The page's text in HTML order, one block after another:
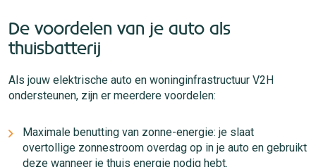
De voordelen van je auto als
thuisbatterij
Als jouw elektrische auto en woninginfrastructuur V2H
ondersteunen, zijn er meerdere voordelen:
Maximale benutting van zonne-energie: je slaat
overtollige zonnestroom overdag op in je auto en gebruikt
deze wanneer je thuis energie nodig hebt.